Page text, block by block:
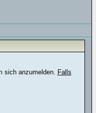
sich anzumelden. Falls